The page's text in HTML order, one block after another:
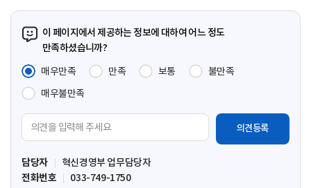
이 페이지에서 제공하는 정보에 대하여 어느 정도
만족하셨습니까?
매우만족
만족 보통
불만족
매우불만족
견
입
력
담당자
혁신경영부 업무담당자
전화번호
033-749-1750